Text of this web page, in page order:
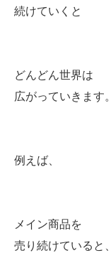
続けていくと
どんどん世界は
広がっていきます。
例えば、
メイン商品を
売り続けていると、